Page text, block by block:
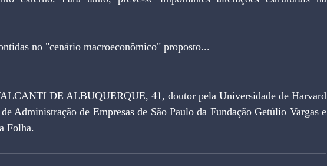
no "cenário macroeconômico" proposto...
DE ALBUQUERQUE, 41, doutor pela Universidade de Harvard
Administração de Empresas de São Paulo da Fundação Getúlio Vargas e
Folha.